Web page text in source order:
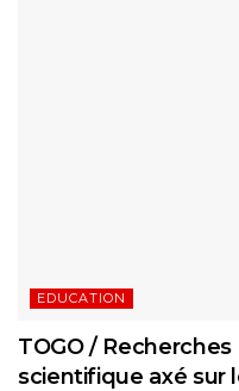
EDUCATION
TOGO /
scientifique axé sur